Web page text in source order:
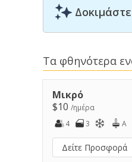
Τα φθηνότερα
Μικρό
$10 /ημέρα
4
3 A
Δείτε Προσφορά